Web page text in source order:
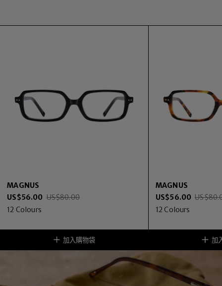
MAGNUS
US$56.00 US$80.00
12 Colours
加入購物袋
MAGNUS
US$56.00 US$
12 Colours
加